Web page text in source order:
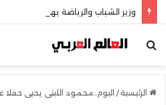
وزير الشباب والرياضة يهنئ منتخب
بحث عن
الرئيسية/ اليوم..محمود الليثى يحيى حفلا